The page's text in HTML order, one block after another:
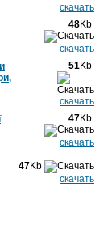
скачать
48Kb
скачать
51Kb
скачать
47Kb
скачать
47Kb
скачать